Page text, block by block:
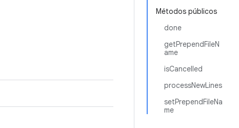
Métodos públicos
done
getPrependFileN
ame
isCancelled
processNewLines
setPrependFileNa
me